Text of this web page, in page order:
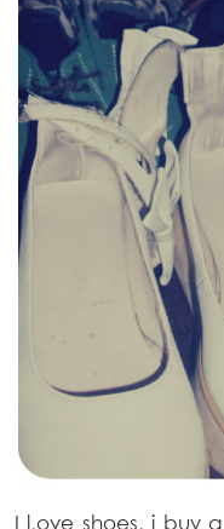
I l,ove shoes, i buy